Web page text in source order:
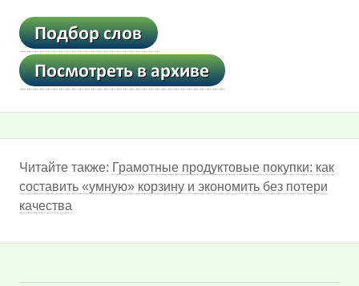
Читайте также: Грамотные продуктовые покупки: как
составить «умную» корзину и экономить без потери
качества